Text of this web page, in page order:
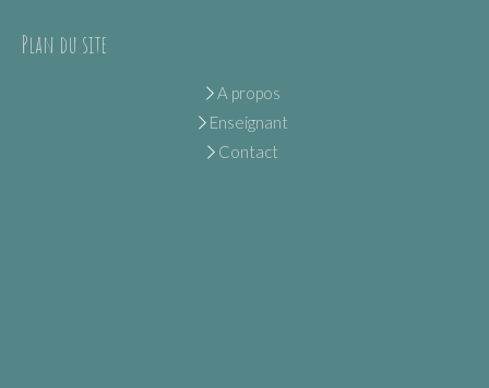
Plan du site
A propos
Enseignant
Contact